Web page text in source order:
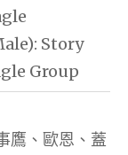
Story
Group
鷹、歐恩、蓋